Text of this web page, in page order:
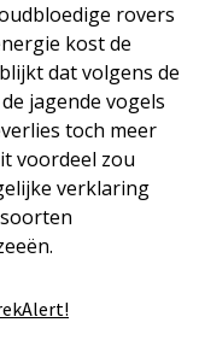
rovers
kost de
dat volgens de
jagende vogels
toch meer
voordeel zou
verklaring